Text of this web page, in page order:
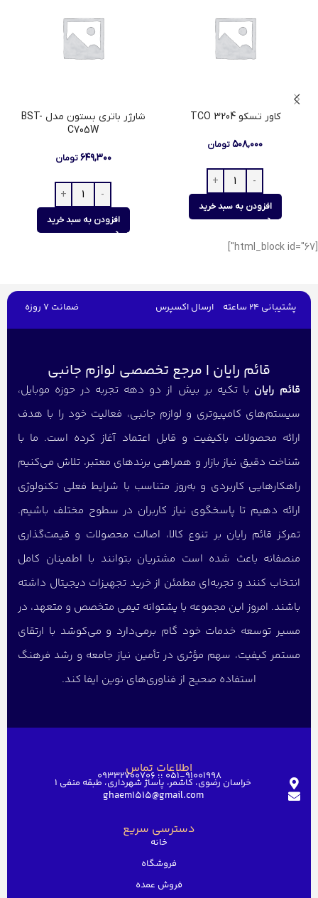
کاور تسکو TCO 3204
۵۰۸,۰۰۰تومان
افزودن به سبد خرید
شارژر باتری بستون مدل BST-
C705W
۶۴۹,۳۰۰ تومان
افزودن به سبد خرید
[html_block id="67"]
پشتیبانی 24 ساعته ارسال اکسپرس ضمانت 7 روزه
قائم رایان | مرجع تخصصی لوازم جانبی
قائم رایان با تکیه بر بیش از دو دهه تجربه در حوزه موبایل،
سیستم‌های کامپیوتری و لوازم جانبی، فعالیت خود را با هدف
ارائه محصولات باکیفیت و قابل اعتماد آغاز کرده است. ما با
شناخت دقیق نیاز بازار و همراهی برندهای معتبر، تلاش می‌کنیم
راهکارهایی کاربردی و به‌روز متناسب با شرایط فعلی تکنولوژی
ارائه دهیم تا پاسخگوی نیاز کاربران در سطوح مختلف باشیم.
تمرکز قائم رایان بر تنوع کالا، اصالت محصولات و قیمت‌گذاری
منصفانه باعث شده است مشتریان بتوانند با اطمینان کامل
انتخاب کنند و تجربه‌ای مطمئن از خرید تجهیزات دیجیتال داشته
باشند. امروز این مجموعه با پشتوانه تیمی متخصص و متعهد، در
مسیر توسعه خدمات خود گام برمی‌دارد و می‌کوشد با ارتقای
مستمر کیفیت، سهم مؤثری در تأمین نیاز جامعه و رشد فرهنگ
استفاده صحیح از فناوری‌های نوین ایفا کند.
اطلاعات تماس051-91001998 ؛؛ 09332700706
خراسان رضوی، کاشمر، پاساژ شهرداری، طبقه منفی ۱
ghaem1515@gmail.com
دسترسی سریع
خانه
فروشگاه
فروش عمده